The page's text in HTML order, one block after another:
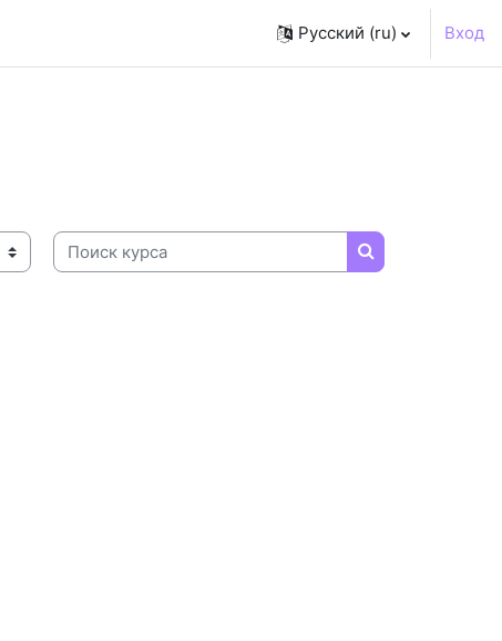
Русский ‎(ru)‎ Вход
Поиск курса
Поиск курса